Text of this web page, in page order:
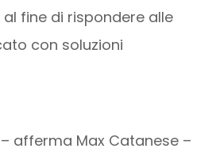
fine di rispondere alle
con soluzioni
afferma Max Catanese –